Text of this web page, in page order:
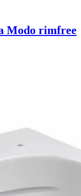
Modo rimfree